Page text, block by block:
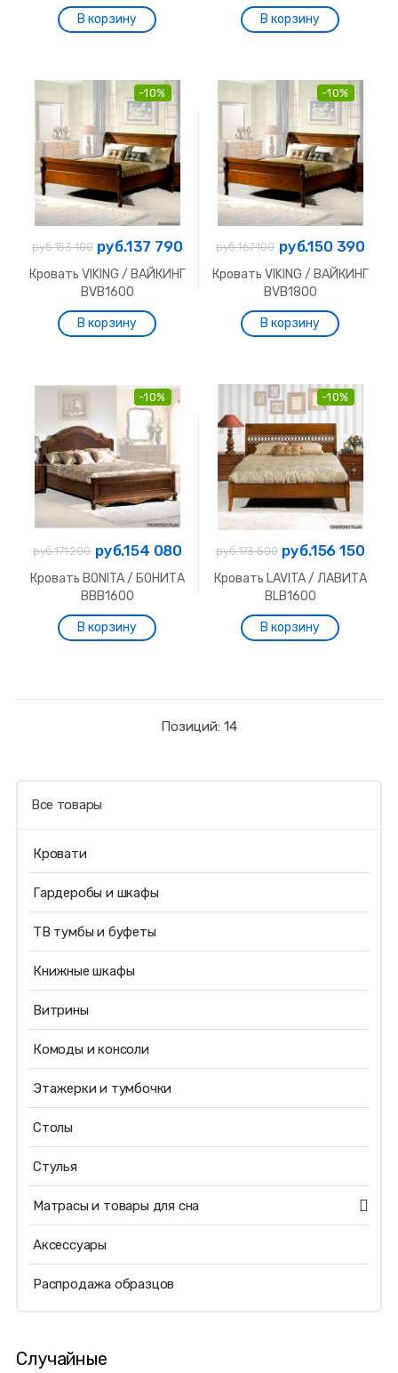
-10%
руб.153 100 руб.137 790
Кровать VIKING / ВАЙКИНГ
BVB1600
-10%
руб.167 100 руб.150 390
Кровать VIKING / ВАЙКИНГ
BVB1800
-10%
руб.171 200 руб.154 080
Кровать BONITA / БОНИТА
BBB1600
-10%
руб.173 500 руб.156 150
Кровать LAVITA / ЛАВИТА
BLB1600
Позиций: 14
Все товары
Кровати
Гардеробы и шкафы
ТВ тумбы и буфеты
Книжные шкафы
Витрины
Комоды и консоли
Этажерки и тумбочки
Столы
Стулья
Матрасы и товары для сна
Аксессуары
Распродажа образцов
Случайные